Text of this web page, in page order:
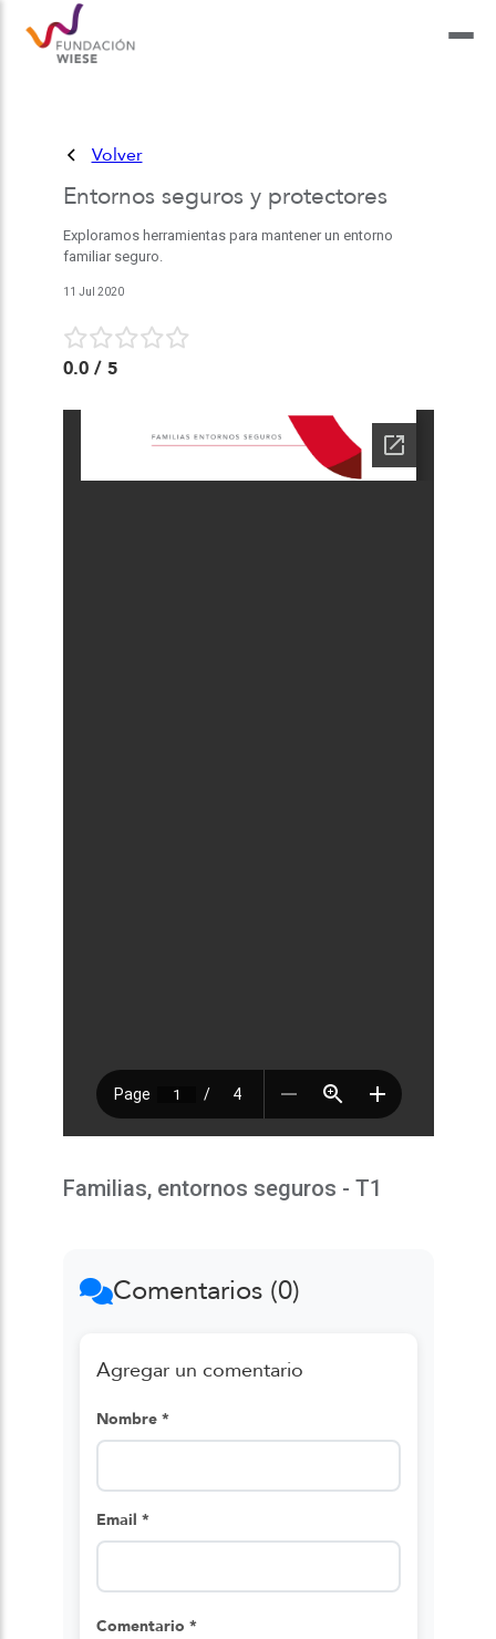
Volver
Entornos seguros y protectores
Exploramos herramientas para mantener un entorno
familiar seguro.
11 Jul 2020
0.0/ 5
Familias, entornos seguros - T1
Comentarios (0)
Agregar un comentario
Nombre *
Email *
Comentario *